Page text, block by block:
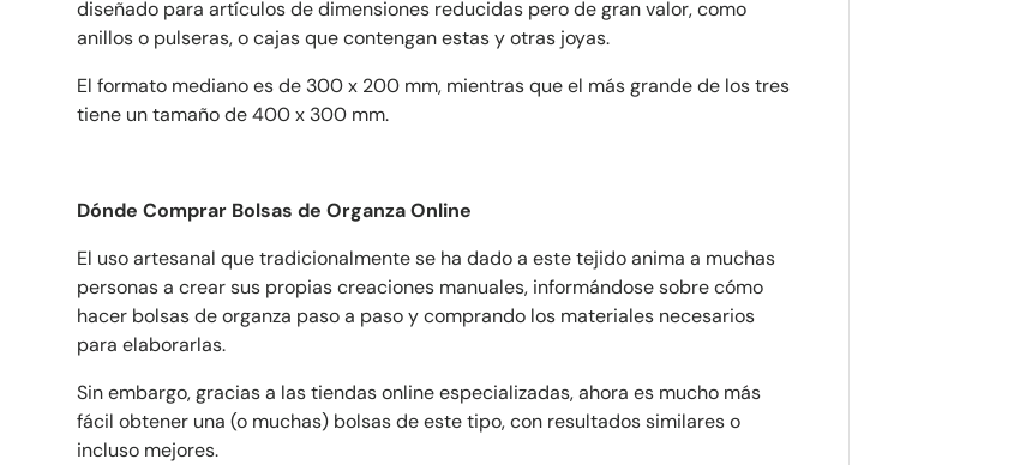
Postnummer *
diseñado para artículos de dimensiones reducidas pero de gran valor, como
anillos o pulseras, o cajas que contengan estas y otras joyas.
El formato mediano es de 300 x 200 mm, mientras que el más grande de los tres
tiene un tamaño de 400 x 300 mm.
Dónde Comprar Bolsas de Organza Online
El uso artesanal que tradicionalmente se ha dado a este tejido anima a muchas
personas a crear sus propias creaciones manuales, informándose sobre cómo
hacer bolsas de organza paso a paso y comprando los materiales necesarios
para elaborarlas.
Sin embargo, gracias a las tiendas online especializadas, ahora es mucho más
fácil obtener una (o muchas) bolsas de este tipo, con resultados similares o
incluso mejores.